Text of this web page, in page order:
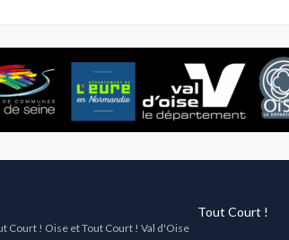
Tout Court !
Court ! Oise et Tout Court ! Val d'Oise